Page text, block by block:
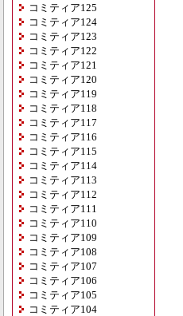
コミティア125
コミティア124
コミティア123
コミティア122
コミティア121
コミティア120
コミティア119
コミティア118
コミティア117
コミティア116
コミティア115
コミティア114
コミティア113
コミティア112
コミティア111
コミティア110
コミティア109
コミティア108
コミティア107
コミティア106
コミティア105
コミティア104